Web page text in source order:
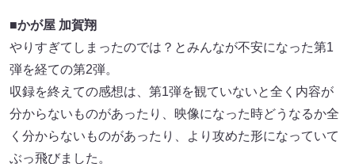
■かが屋 加賀翔
やりすぎてしまったのでは？とみんなが不安になった第1
弾を経ての第2弾。
収録を終えての感想は、第1弾を観ていないと全く内容が
分からないものがあったり、映像になった時どうなるか全
く分からないものがあったり、より攻めた形になっていて
ぶっ飛びました。